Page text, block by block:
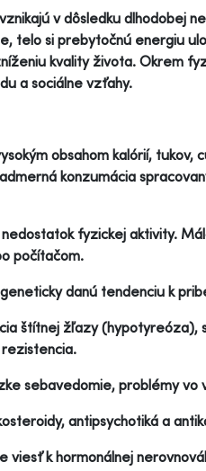
v dôsledku dlhodobej
telo si prebytočnú energiu
kvality života. Okrem
a sociálne vzťahy.
obsahom kalórií, tukov,
konzumácia
fyzickej aktivity.
počítačom.
danú tendenciu k
štítnej žľazy (hypotyreóza),
rezistencia.
sebavedomie, problémy
antipsychotiká a
viesť k hormonálnej